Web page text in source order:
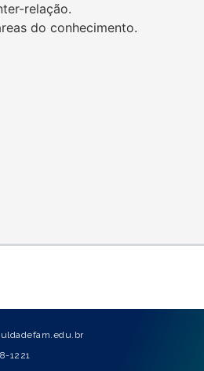
relação.
do conhecimento.
1221